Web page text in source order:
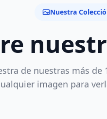
Nuestra
de nuestras más de
imagen para